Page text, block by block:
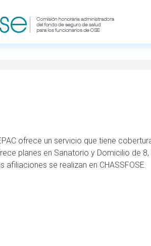
ofrece un servicio que tiene
planes en Sanatorio y Domicilio de
afiliaciones se realizan en CHASSFOSE.